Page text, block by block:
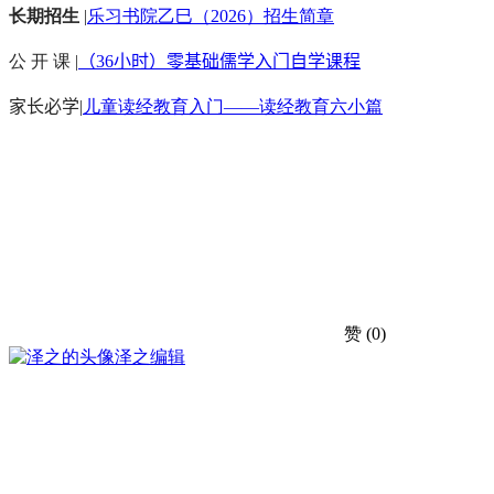
长期招生 |乐习书院乙巳（2026）招生简章
公 开 课 | （36小时）零基础儒学入门自学课程
家长必学| 儿童读经教育入门——读经教育六小篇
赞 (0)
泽之编辑